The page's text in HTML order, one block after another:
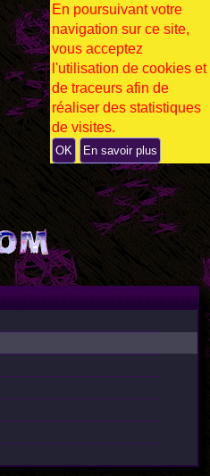
En poursuivant votre
navigation sur ce site,
vous acceptez
l'utilisation de cookies et
de traceurs afin de
réaliser des statistiques
de visites.
OK En savoir plus